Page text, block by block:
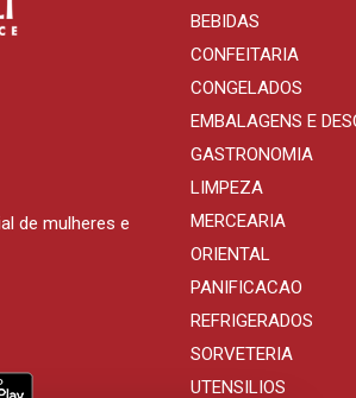
de mulheres e
BEBIDAS
CONFEITARIA
CONGELADOS
EMBALAGENS E
GASTRONOMIA
LIMPEZA
MERCEARIA
ORIENTAL
PANIFICACAO
REFRIGERADOS
SORVETERIA
UTENSILIOS